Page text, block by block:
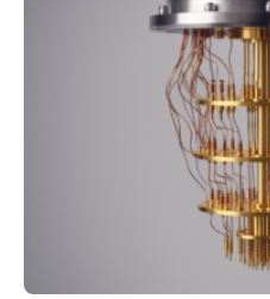
werden schnell
der Forschung der
Jahre alt geworden ist,
Internationalen Jahr der
technologie ausgerufen
internationale